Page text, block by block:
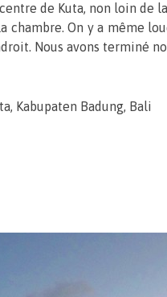
de Kuta, non loin de
chambre. On y a même
Nous avons terminé
Kabupaten Badung, Bali